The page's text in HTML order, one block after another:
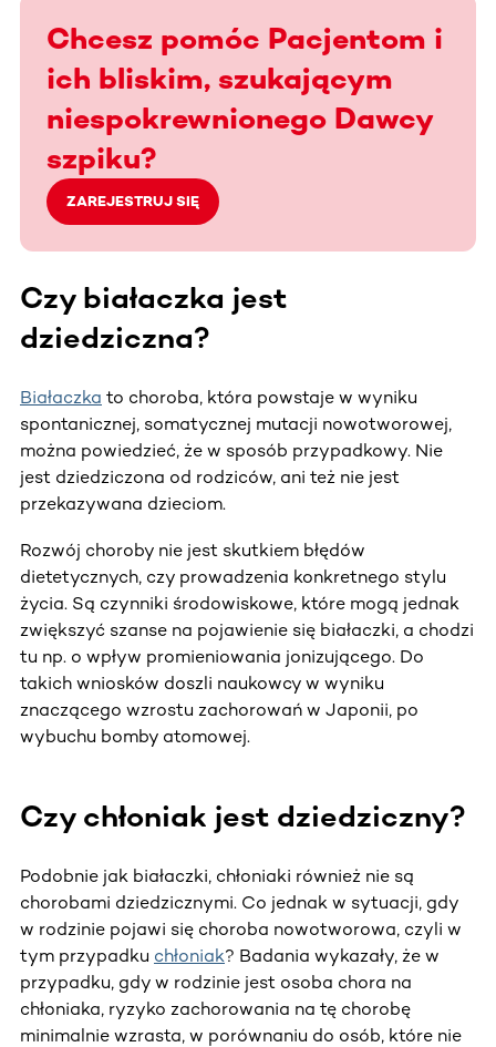
Chcesz pomóc Pacjentom i
ich bliskim, szukającym
niespokrewnionego Dawcy
szpiku?
ZAREJESTRUJ SIĘ
Czy białaczka jest
dziedziczna?
Białaczka to choroba, która powstaje w wyniku
spontanicznej, somatycznej mutacji nowotworowej,
można powiedzieć, że w sposób przypadkowy. Nie
jest dziedziczona od rodziców, ani też nie jest
przekazywana dzieciom.
Rozwój choroby nie jest skutkiem błędów
dietetycznych, czy prowadzenia konkretnego stylu
życia. Są czynniki środowiskowe, które mogą jednak
zwiększyć szanse na pojawienie się białaczki, a chodzi
tu np. o wpływ promieniowania jonizującego. Do
takich wniosków doszli naukowcy w wyniku
znaczącego wzrostu zachorowań w Japonii, po
wybuchu bomby atomowej.
Czy chłoniak jest dziedziczny?
Podobnie jak białaczki, chłoniaki również nie są
chorobami dziedzicznymi. Co jednak w sytuacji, gdy
w rodzinie pojawi się choroba nowotworowa, czyli w
tym przypadku chłoniak? Badania wykazały, że w
przypadku, gdy w rodzinie jest osoba chora na
chłoniaka, ryzyko zachorowania na tę chorobę
minimalnie wzrasta, w porównaniu do osób, które nie